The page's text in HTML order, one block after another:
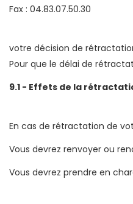
Fax : 04.83.07.50.30
votre décision de rétractation du présent contrat au moyen d’une déclaration dénuée d’ambiguïté (par exemple, lettre
Pour que le délai de rétractation soit respecté, il suffit que vous transmettiez votre
9.1 - Effets de la
En cas de rétractation de votre part du présent contrat, nous vous rembourserons tous les paiements reçus de vous, y compris les frais de livraison (à l’exception des frais supplémentaires découlant du fait que vous avez choisi, le cas échéant, un mode de livraison autre que le mode moins coûteux de livraison standard proposé par nous) sans retard excessif et, en tout état de cause, au plus tard quatorze jours à compter du jour où nous sommes informés de votre décision de